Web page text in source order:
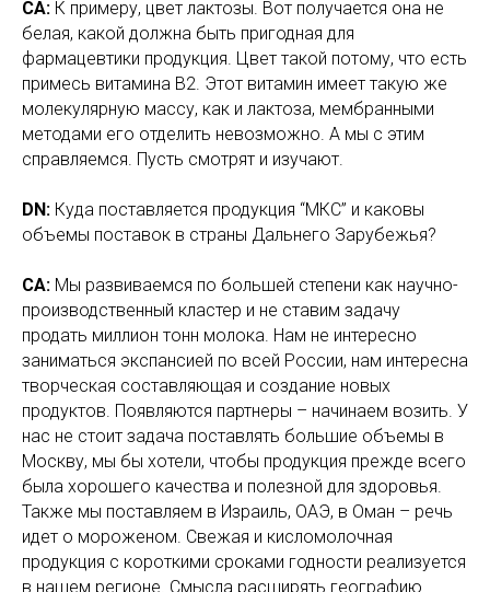
СА: К примеру, цвет лактозы. Вот получается она не
белая, какой должна быть пригодная для
фармацевтики продукция. Цвет такой потому, что есть
примесь витамина B2. Этот витамин имеет такую же
молекулярную массу, как и лактоза, мембранными
методами его отделить невозможно. А мы с этим
справляемся. Пусть смотрят и изучают.
DN: Куда поставляется продукция “МКС” и каковы
объемы поставок в страны Дальнего Зарубежья?
СА: Мы развиваемся по большей степени как научно-
производственный кластер и не ставим задачу
продать миллион тонн молока. Нам не интересно
заниматься экспансией по всей России, нам интересна
творческая составляющая и создание новых
продуктов. Появляются партнеры – начинаем возить. У
нас не стоит задача поставлять большие объемы в
Москву, мы бы хотели, чтобы продукция прежде всего
была хорошего качества и полезной для здоровья.
Также мы поставляем в Израиль, ОАЭ, в Оман – речь
идет о мороженом. Свежая и кисломолочная
продукция с короткими сроками годности реализуется
в нашем регионе. Смысла расширять географию